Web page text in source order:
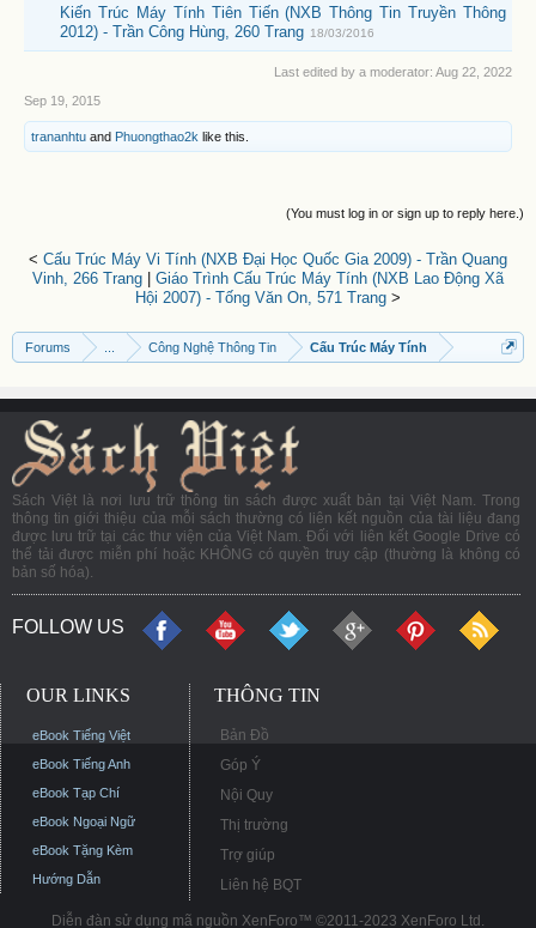
Kiến Trúc Máy Tính Tiên Tiến (NXB Thông Tin Truyền Thông
2012) - Trần Công Hùng, 260 Trang 18/03/2016
Last edited by a moderator: Aug 22, 2022
Sep 19, 2015
trananhtu and Phuongthao2k like this.
(You must log in or sign up to reply here.)
< Cấu Trúc Máy Vi Tính (NXB Đại Học Quốc Gia 2009) - Trần Quang
Vinh, 266 Trang
Giáo Trình Cấu Trúc Máy Tính (NXB Lao Động Xã
Hội 2007) - Tống Văn On, 571 Trang >
Forums Công Nghệ Thông Tin Cấu Trúc Máy Tính
Sách Việt là nơi lưu trữ thông tin sách được xuất bản tại Việt Nam. Trong
thông tin giới thiệu của mỗi sách thường có liên kết nguồn của tài liệu đang
được lưu trữ tại các thư viện của Việt Nam. Đối với liên kết Google Drive có
thể tải được miễn phí hoặc KHÔNG có quyền truy cập (thường là không có
bản số hóa).
FOLLOW US
OUR LINKS
eBook Tiếng Việt
eBook Tiếng Anh
eBook Tạp Chí
eBook Ngoại Ngữ
eBook Tặng Kèm
Hướng Dẫn
THÔNG TIN
Bản Đồ
Góp Ý
Nội Quy
Thị trường
Trợ giúp
Liên hệ BQT
Diễn đàn sử dụng mã nguồn XenForo™ ©2011-2023 XenForo Ltd.